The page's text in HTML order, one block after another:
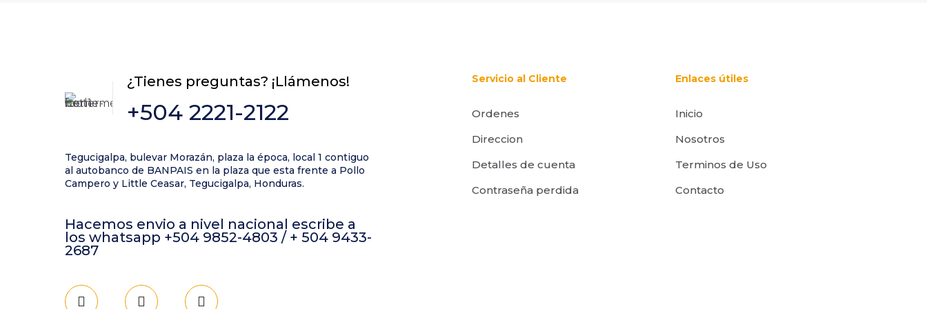
Nombre*
correo electrónico y web en
próxima vez que comente.
¿Tienes preguntas? ¡Llámenos!
+504 2221-2122
Tegucigalpa, bulevar Morazán, plaza la época, local 1 contiguo
al autobanco de BANPAIS en la plaza que esta frente a Pollo
Campero y Little Ceasar, Tegucigalpa, Honduras.
Hacemos envio a nivel nacional escribe a
los whatsapp +504 9852-4803 / + 504 9433-
2687
Servicio al Cliente
Ordenes
Direccion
Detalles de cuenta
Contraseña perdida
Enlaces útiles
Inicio
Nosotros
Terminos de Uso
Contacto